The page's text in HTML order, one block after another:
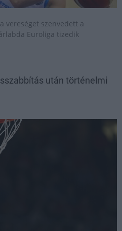
vereséget szenvedett a
Euroliga tizedik
után történelmi